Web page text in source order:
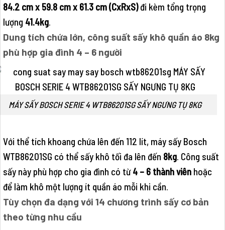
84.2 cm x 59.8 cm x 61.3 cm (CxRxS)đi kèm tổng trọng
lượng 41.4kg
Dung tích chứa lớn, công suất sấy khô quần áo 8kg
phù hợp gia đình 4 – 6 người
MÁY SẤY BOSCH SERIE 4 WTB86201SG SẤY NGƯNG TỤ 8KG
Với thể tích khoang chứa lên đến 112 lít, máy sấy Bosch
WTB86201SG có thể sấy khô tối đa lên đến 8kg. Công suất
sấy này phù hợp cho gia đình có từ4 – 6 thành viên hoặc
để làm khô một lượng ít quần áo mỗi khi cần.
Tùy chọn đa dạng với 14 chương trình sấy cơ bản
theo từng nhu cầu